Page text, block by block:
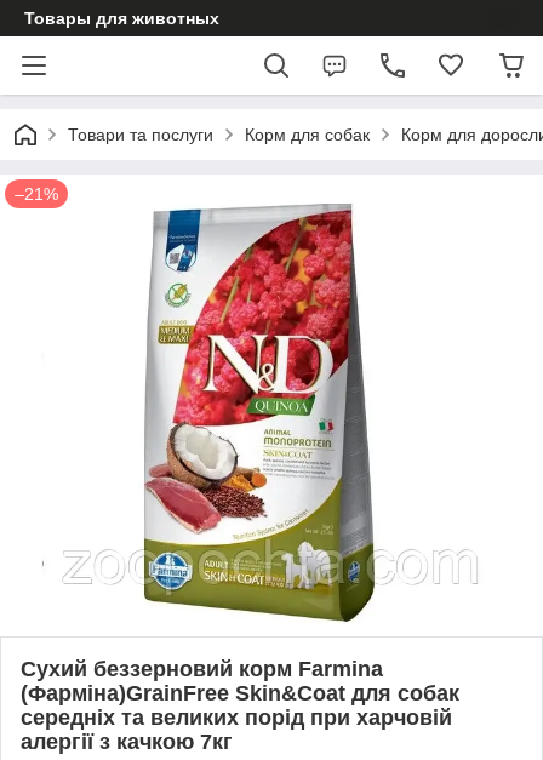
Товары для животных
Товари та послуги Корм для собак Корм для
–21%
Сухий беззерновий корм Farmina
(Фарміна)GrainFree Skin&Coat для собак
середніх та великих порід при харчовій
алергії з качкою 7кг